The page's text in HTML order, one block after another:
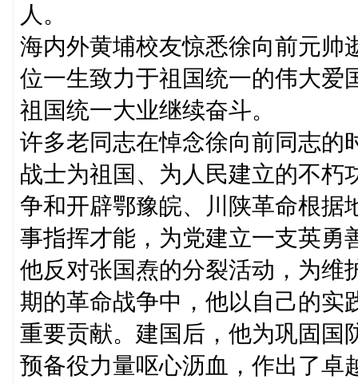
人。
海内外黄埔校友惊悉徐向前元帅
位一生致力于祖国统一的伟大爱
祖国统一大业继续奋斗。
许多老同志在悼念徐向前同志的
战士为祖国、为人民建立的不朽
争和开辟鄂豫皖、川陕革命根据
事指挥才能，为党建立一支英勇
他反对张国焘的分裂活动，为维
期的革命战争中，他以自己的实
重要贡献。建国后，他为巩固国
预备役力量呕心沥血，作出了卓